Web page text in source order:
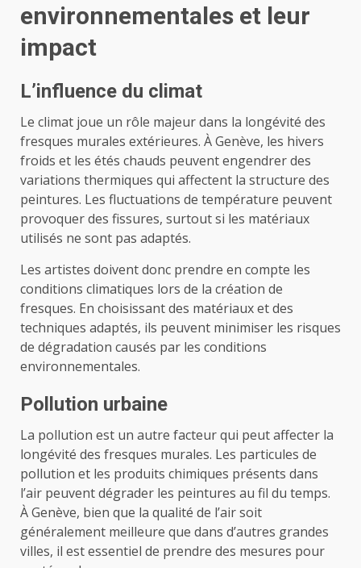
environnementales et leur
impact
L’influence du climat
Le climat joue un rôle majeur dans la longévité des
fresques murales extérieures. À Genève, les hivers
froids et les étés chauds peuvent engendrer des
variations thermiques qui affectent la structure des
peintures. Les fluctuations de température peuvent
provoquer des fissures, surtout si les matériaux
utilisés ne sont pas adaptés.
Les artistes doivent donc prendre en compte les
conditions climatiques lors de la création de
fresques. En choisissant des matériaux et des
techniques adaptés, ils peuvent minimiser les risques
de dégradation causés par les conditions
environnementales.
Pollution urbaine
La pollution est un autre facteur qui peut affecter la
longévité des fresques murales. Les particules de
pollution et les produits chimiques présents dans
l’air peuvent dégrader les peintures au fil du temps.
À Genève, bien que la qualité de l’air soit
généralement meilleure que dans d’autres grandes
villes, il est essentiel de prendre des mesures pour